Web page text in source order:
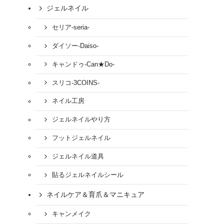
ジェルネイル
セリア-seria-
ダイソー-Daiso-
キャンドゥ-Can★Do-
スリコ-3COINS-
ネイル工房
ジェルネイルやり方
フットジェルネイル
ジェルネイル道具
貼るジェルネイルシール
ネイルケア＆育爪＆マニキュア
キャンメイク